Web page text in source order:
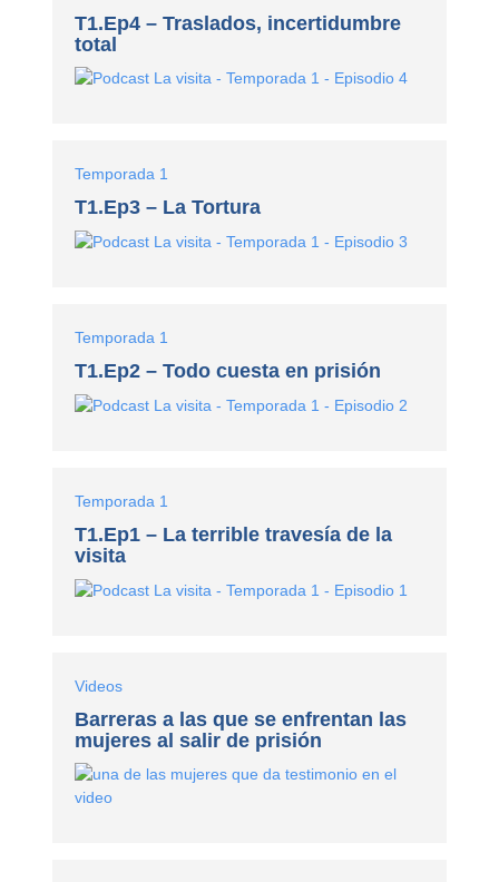
T1.Ep4 – Traslados, incertidumbre
total
Temporada 1
T1.Ep3 – La Tortura
Temporada 1
T1.Ep2 – Todo cuesta en prisión
Temporada 1
T1.Ep1 – La terrible travesía de la
visita
Videos
Barreras a las que se enfrentan las
mujeres al salir de prisión